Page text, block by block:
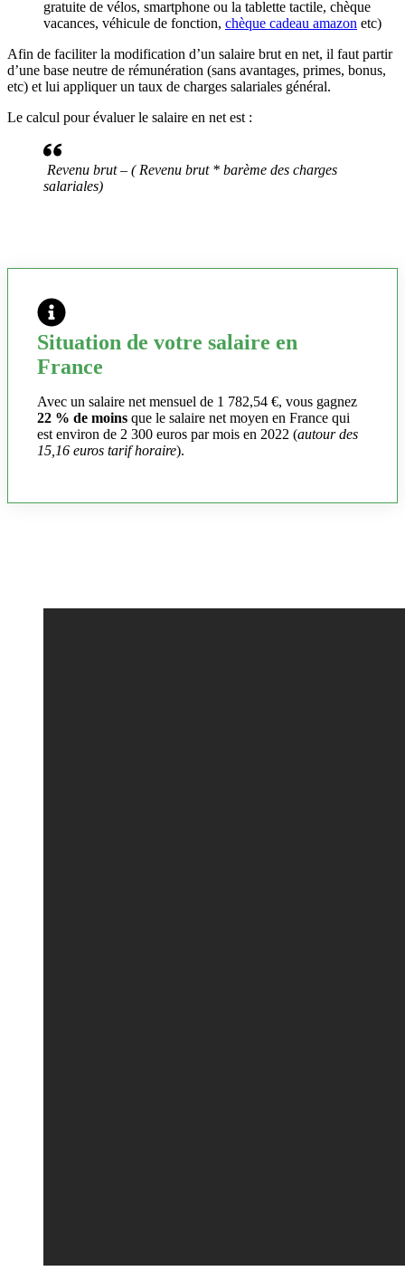
gratuite de vélos, smartphone ou la tablette tactile, chèque
vacances, véhicule de fonction, chèque cadeau amazon etc)
Afin de faciliter la modification d’un salaire brut en net, il faut partir
d’une base neutre de rémunération (sans avantages, primes, bonus,
etc) et lui appliquer un taux de charges salariales général.
Le calcul pour évaluer le salaire en net est :
Revenu brut – ( Revenu brut * barème des charges
salariales)
Situation de votre salaire en
France
Avec un salaire net mensuel de 1 782,54 €, vous gagnez
22 % de moins que le salaire net moyen en France qui
est environ de 2 300 euros par mois en 2022 (autour des
15,16 euros tarif horaire).